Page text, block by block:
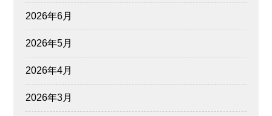
2026年6月
2026年5月
2026年4月
2026年3月